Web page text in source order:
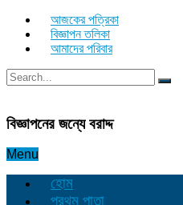
আজকের পত্রিকা
বিজ্ঞাপন তলিকা
আমাদের পরিবার
বিজ্ঞাপনের জন্যে বরাদ্দ
Menu
হোম
প্রথম পাতা